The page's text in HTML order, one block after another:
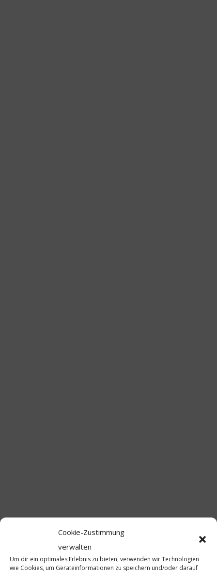
Cookie-Zustimmung
verwalten
Um dir ein optimales Erlebnis zu bieten, verwenden wir Technologien
wie Cookies, um Geräteinformationen zu speichern und/oder darauf